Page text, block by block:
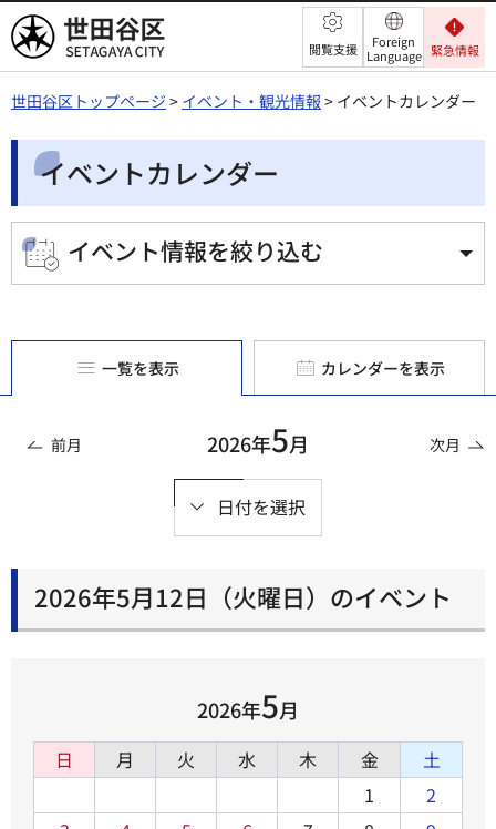
世田谷区 閲覧支援
Foreign
Language 緊急情報
世田谷区トップページ > イベント・観光情報 > イベントカレンダー
イベントカレンダー
イベント情報を絞り込む
一覧を表示 カレンダーを表示
前月 2026年5月
日付を選択
次月
2026年5月12日（火曜日）のイベント
2026年5月
日 月 火 水 木 金
土
1
2